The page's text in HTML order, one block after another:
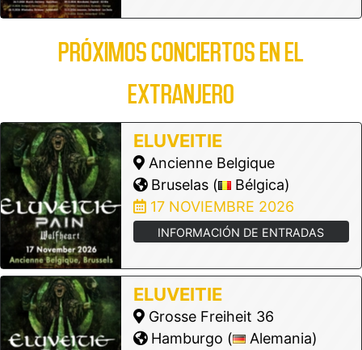
PRÓXIMOS CONCIERTOS EN EL
EXTRANJERO
ELUVEITIE
Ancienne Belgique
Bruselas (
Bélgica)
17 NOVIEMBRE 2026
INFORMACIÓN DE ENTRADAS
ELUVEITIE
Grosse Freiheit 36
Hamburgo (
Alemania)